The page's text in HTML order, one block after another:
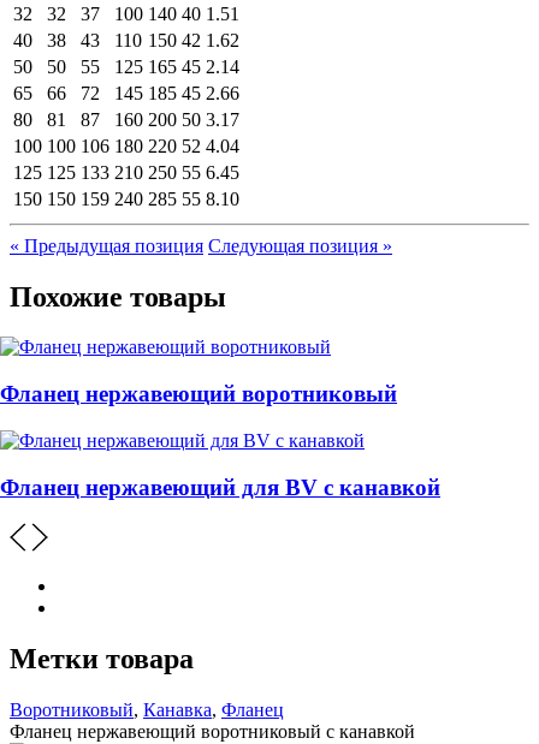
32
32 37 100 140 40 1.51
40
38 43 110 150 42 1.62
50
50 55 125 165 45 2.14
65
66 72 145 185 45 2.66
80
81 87 160 200 50 3.17
100 100 106 180 220 52 4.04
125 125 133 210 250 55 6.45
150 150 159 240 285 55 8.10
« Предыдущая позиция Следующая позиция »
Похожие товары
Фланец нержавеющий воротниковый
Фланец нержавеющий для BV с канавкой
Метки товара
Воротниковый, Канавка, Фланец
Фланец нержавеющий воротниковый с канавкой